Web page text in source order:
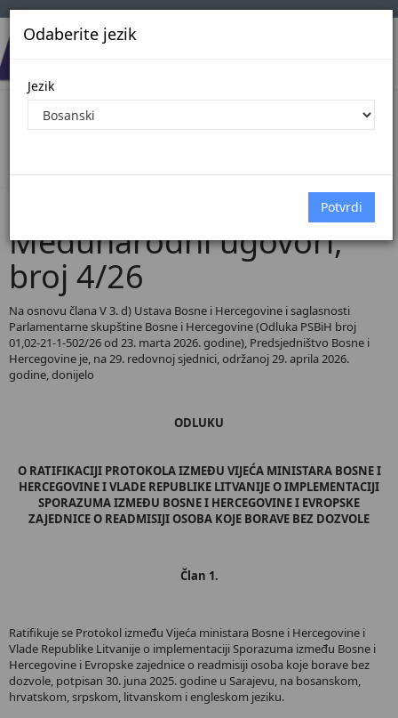
Odaberite jezik
Jezik
Pregled Dokumenata| Broj 4/26
Međunarodni ugovori,
broj 4/26
Na osnovu člana V 3. d) Ustava Bosne i Hercegovine i saglasnosti
Parlamentarne skupštine Bosne i Hercegovine (Odluka PSBiH broj
01,02-21-1-502/26 od 23. marta 2026. godine), Predsjedništvo Bosne i
Hercegovine je, na 29. redovnoj sjednici, održanoj 29. aprila 2026.
godine, donijelo
ODLUKU
O RATIFIKACIJI PROTOKOLA IZMEĐU VIJEĆA MINISTARA BOSNE I
HERCEGOVINE I VLADE REPUBLIKE LITVANIJE O IMPLEMENTACIJI
SPORAZUMA IZMEĐU BOSNE I HERCEGOVINE I EVROPSKE
ZAJEDNICE O READMISIJI OSOBA KOJE BORAVE BEZ DOZVOLE
Član 1.
Ratifikuje se Protokol između Vijeća ministara Bosne i Hercegovine i
Vlade Republike Litvanije o implementaciji Sporazuma između Bosne i
Hercegovine i Evropske zajednice o readmisiji osoba koje borave bez
dozvole, potpisan 30. juna 2025. godine u Sarajevu, na bosanskom,
hrvatskom, srpskom, litvanskom i engleskom jeziku.